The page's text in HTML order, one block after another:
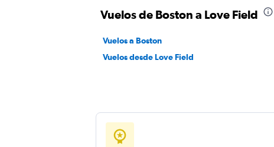
Vuelos de Boston a Love Field
Vuelos a Boston
Vuelos desde Love Field